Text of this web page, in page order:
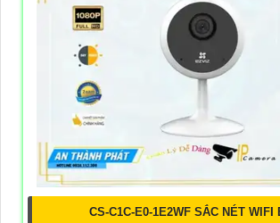
CS-C1C-E0-1E2WF SẮC NÉT WIFI